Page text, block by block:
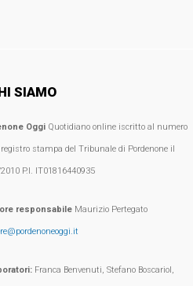
SIAMO
OggiQuotidiano online iscritto al numero
stampa del Tribunale di Pordenone il
P.I. IT01816440935
responsabileMaurizio Pertegato
Franca Benvenuti, Stefano Boscariol,